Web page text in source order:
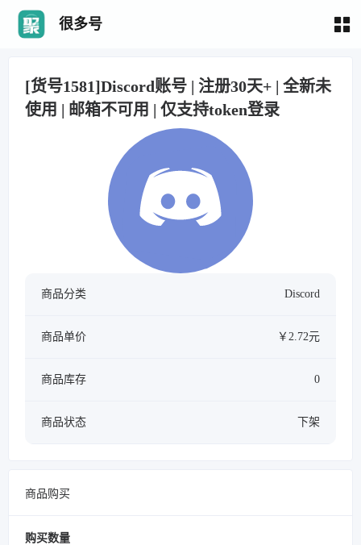
很多号
[货号1581]Discord账号 | 注册30天+ | 全新未
使用 | 邮箱不可用 | 仅支持token登录
商品分类 Discord
商品单价 ￥2.72元
商品库存 0
商品状态 下架
商品购买
购买数量